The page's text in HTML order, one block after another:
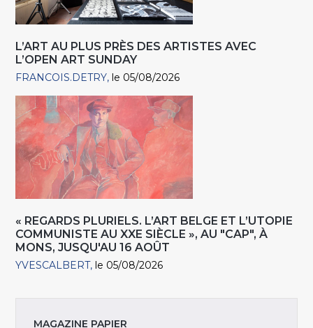
L’ART AU PLUS PRÈS DES ARTISTES AVEC
L’OPEN ART SUNDAY
FRANCOIS.DETRY le 05/08/2026
« REGARDS PLURIELS. L’ART BELGE ET L’UTOPIE
COMMUNISTE AU XXE SIÈCLE », AU "CAP", À
MONS, JUSQU'AU 16 AOÛT
YVESCALBERT le 05/08/2026
MAGAZINE PAPIER